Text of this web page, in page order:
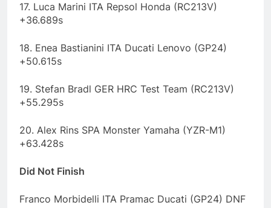
17. Luca Marini ITA Repsol Honda (RC213V)
+36.689s
18. Enea Bastianini ITA Ducati Lenovo (GP24)
+50.615s
19. Stefan Bradl GER HRC Test Team (RC213V)
+55.295s
20. Alex Rins SPA Monster Yamaha (YZR-M1)
+63.428s
Did Not Finish
Franco Morbidelli ITA Pramac Ducati (GP24) DNF